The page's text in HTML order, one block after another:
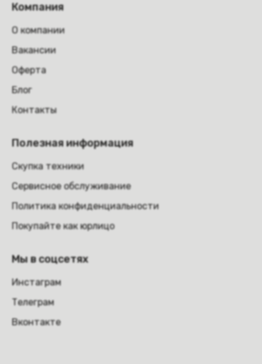
Компания
О компании
Вакансии
Оферта
Блог
Контакты
Полезная информация
Скупка техники
Сервисное обслуживание
Политика конфиденциальности
Покупайте как юрлицо
Мы в соцсетях
Инстаграм
Телеграм
Вконтакте